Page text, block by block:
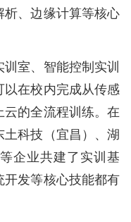
、边缘计算等核心
室、智能控制实训
在校内完成从传感
的全流程训练。在
科技（宜昌）、湖
企业共建了实训基
发等核心技能都有